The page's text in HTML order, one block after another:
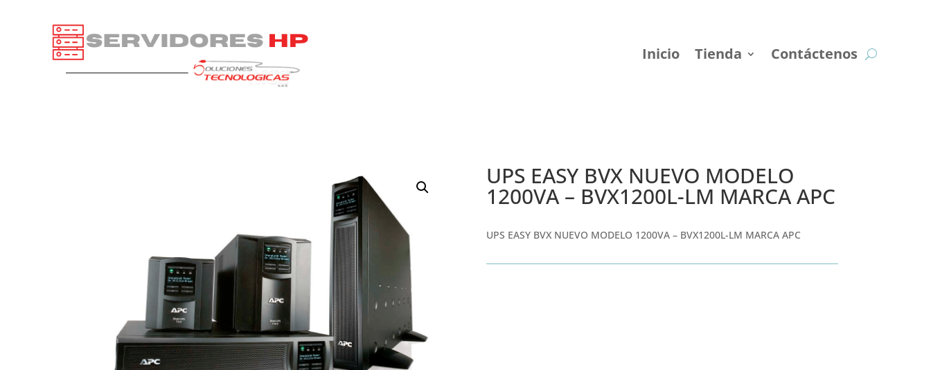
Inicio Tienda Contáctenos
UPS EASY BVX NUEVO MODELO
1200VA – BVX1200L-LM MARCA APC
UPS EASY BVX NUEVO MODELO 1200VA – BVX1200L-LM MARCA APC